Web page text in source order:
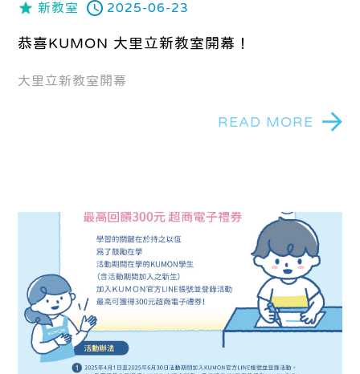
新教室 2025-06-23
恭喜KUMON 大里立新教室開幕！
大里立新教室開幕
READ MORE